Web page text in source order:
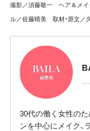
撮影／須藤敬一 ヘア＆メ
ル／佐藤晴美 取材・原文
30代の働く女性のた
ンを中心にメイク、